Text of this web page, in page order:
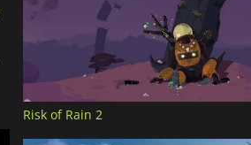
Risk of Rain 2